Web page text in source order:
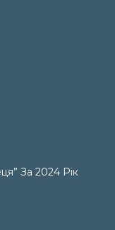
За 2024 Рік